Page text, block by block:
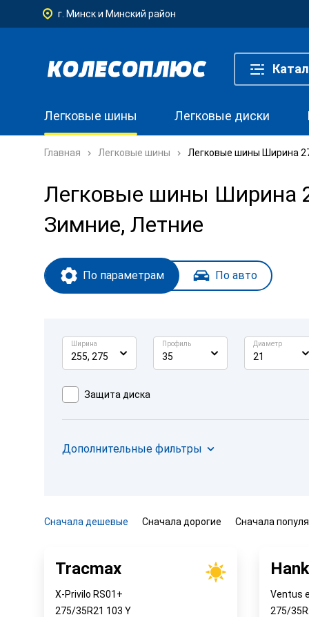
г. Минск и Минский район
Легковые шины Легковые диски
Главная Легковые шины Легковые шины Ширина
Легковые шины Ширина
Зимние, Летние
По параметрам По авто
Ширина
255, 275
Профиль
35
Диаметр
21
Защита диска
Дополнительные фильтры
Сначала дешевые Сначала дорогие Сначала
Tracmax
X-Privilo RS01+
275/35R21 103 Y
Ventus
275/